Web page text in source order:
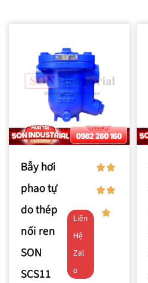
Bẫy hơi
phao tự
do thép
nối ren
SON
SCS11
Liên
Hệ
Zal
o